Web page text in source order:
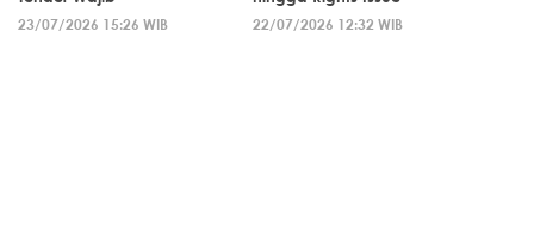
23/07/2026 15:26 WIB
22/07/2026 12:32 WIB